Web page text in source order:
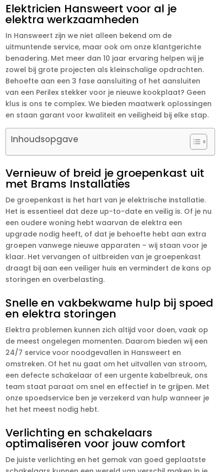
Elektricien Hansweert voor al je
elektra werkzaamheden
In Hansweert zijn we niet alleen bekend om de
uitmuntende service, maar ook om onze klantgerichte
benadering. Met meer dan 10 jaar ervaring helpen wij je
zowel bij grote projecten als kleinschalige opdrachten.
Behoefte aan een 3 fase aansluiting of het aansluiten
van een Perilex stekker voor je nieuwe kookplaat? Geen
klus is ons te complex. We bieden maatwerk oplossingen
en staan garant voor kwaliteit en veiligheid bij elke stap.
Inhoudsopgave
Vernieuw of breid je groepenkast uit
met Brams Installaties
De groepenkast is het hart van je elektrische installatie.
Het is essentieel dat deze up-to-date en veilig is. Of je nu
een oudere woning hebt waarvan de elektra een
upgrade nodig heeft, of dat je behoefte hebt aan extra
groepen vanwege nieuwe apparaten – wij staan voor je
klaar. Het vervangen of uitbreiden van je groepenkast
draagt bij aan een veiliger huis en vermindert de kans op
storingen en overbelasting.
Snelle en vakbekwame hulp bij spoed
en elektra storingen
Elektra problemen kunnen zich altijd voor doen, vaak op
de meest ongelegen momenten. Daarom bieden wij een
24/7 service voor noodgevallen in Hansweert en
omstreken. Of het nu gaat om het uitvallen van stroom,
een defecte schakelaar of een urgente kabelbreuk, ons
team staat paraat om snel en effectief in te grijpen. Met
onze spoedservice ben je verzekerd van hulp wanneer je
het het meest nodig hebt.
Verlichting en schakelaars
optimaliseren voor jouw comfort
De juiste verlichting en het gemak van goed geplaatste